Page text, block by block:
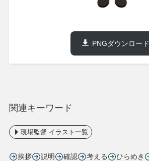
PNGダウンロード
関連キーワード
現場監督 イラスト一覧
挨拶 説明 確認 考える ひらめき